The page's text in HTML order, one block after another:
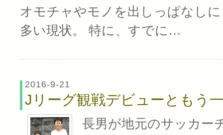
オモチャやモノを出しっぱなし
多い現状。 特に、すでに…
2016-9-21
Jリーグ観戦デビューともう
長男が地元のサッカー